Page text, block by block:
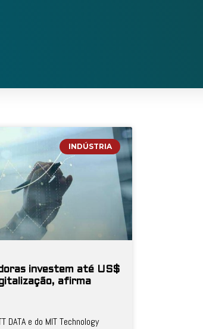
INDÚSTRIA
investem até US$
afirma
DATA e do MIT Technology